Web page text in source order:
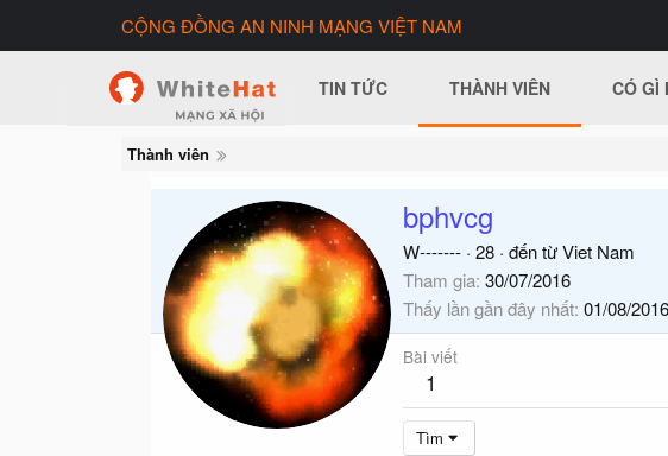
CỘNG ĐỒNG AN NINH MẠNG VIỆT NAM
TIN TỨC THÀNH VIÊN CÓ GÌ
Thành viên
bphvcg
W------- · 28 · đến từViet Nam
Tham gia 30/07/2016
Thấy lần gần đây nhất 01/08/2016
Bài viết
1
Tìm